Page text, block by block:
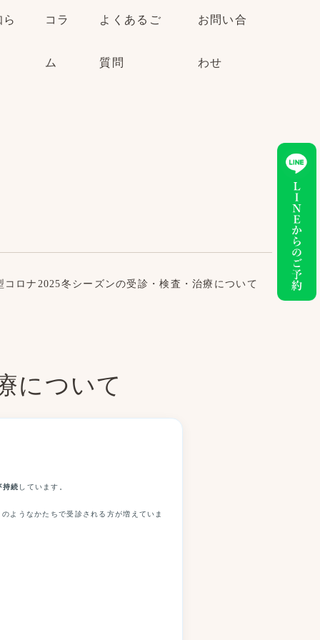
ら コラ
ム
よくあるご
質問
お問い合
わせ
コロナ2025冬シーズンの受診・検査・治療について
について
持続 しています。
ようなかたちで受診される方が増えていま